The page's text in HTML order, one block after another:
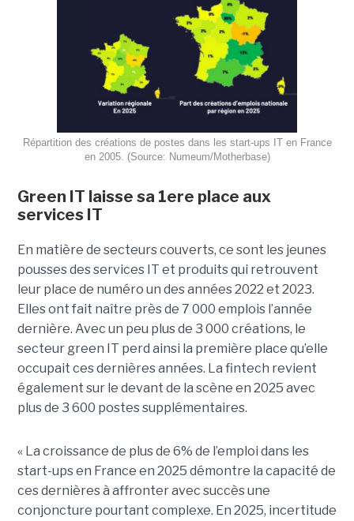
Répartition des créations de postes dans les start-ups IT en France
en 2005. (Source: Numeum/Motherbase)
Green IT laisse sa 1ere place aux
services IT
En matière de secteurs couverts, ce sont les jeunes
pousses des services IT et produits qui retrouvent
leur place de numéro un des années 2022 et 2023.
Elles ont fait naître près de 7 000 emplois l’année
dernière. Avec un peu plus de 3 000 créations, le
secteur green IT perd ainsi la première place qu’elle
occupait ces dernières années. La fintech revient
également sur le devant de la scène en 2025 avec
plus de 3 600 postes supplémentaires.
« La croissance de plus de 6% de l’emploi dans les
start-ups en France en 2025 démontre la capacité de
ces dernières à affronter avec succès une
conjoncture pourtant complexe. En 2025, incertitude